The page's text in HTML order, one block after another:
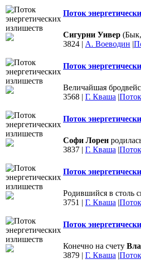
Поток
Сигурни Уивер (Бык,
3824 | А. Воеводин |
Поток
Величайшая
3568 | Г. Кваша |
Поток
Софи Лорен
3837 | Г. Кваша |
Поток
Родившийся в столь
3751 | Г. Кваша |
Поток
Конечно на счету
3879 | Г. Кваша |